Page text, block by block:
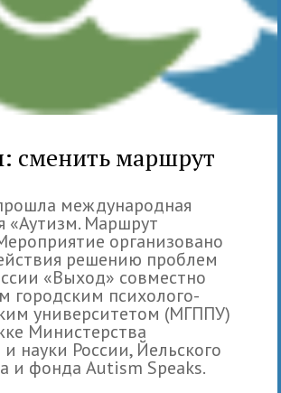
сменить маршрут
международная
«Аутизм. Маршрут
организовано
решению проблем
«Выход» совместно
городским психолого-
университетом (МГППУ)
Министерства
науки России, Йельского
и фонда Autism Speaks.